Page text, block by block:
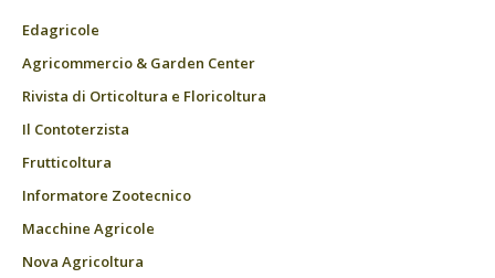
Edagricole
Agricommercio & Garden Center
Rivista di Orticoltura e Floricoltura
Il Contoterzista
Frutticoltura
Informatore Zootecnico
Macchine Agricole
Nova Agricoltura